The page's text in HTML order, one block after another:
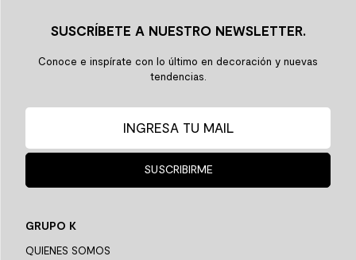
SUSCRÍBETE A NUESTRO NEWSLETTER.
Conoce e inspírate con lo último en decoración y nuevas
tendencias.
SUSCRIBIRME
GRUPO K
QUIENES SOMOS